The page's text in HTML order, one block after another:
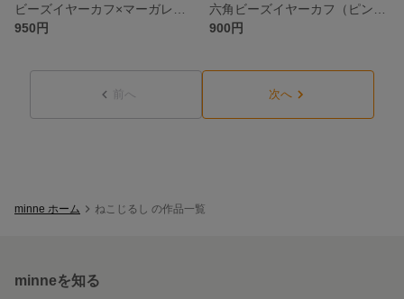
950円
900円
前へ 次へ
minne ホーム ねこじるし の作品一覧
minneを知る